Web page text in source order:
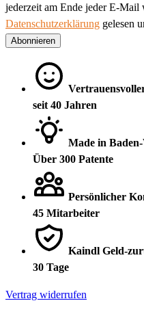
jederzeit am Ende jeder E-
Datenschutzerklärung gelesen
Abonnieren
seit 40 Jahren
Made in
Über 300 Patente
Persönlicher
45 Mitarbeiter
Kaindl Geld-
30 Tage
Vertrag widerrufen